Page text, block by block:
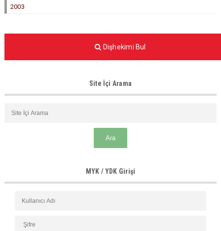
2003
Dişhekimi Bul
Site İçi Arama
MYK / YDK Girişi